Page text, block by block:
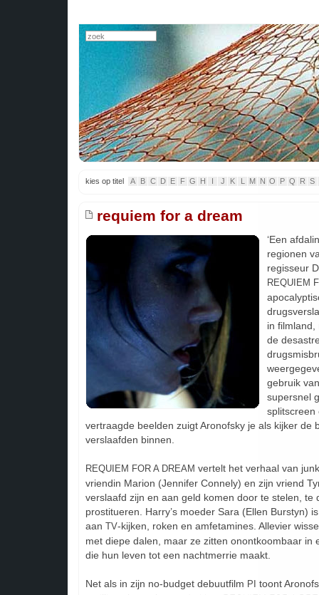
kies op titel A B C D E F G H I J K L M N O P Q R S
requiem for a dream
‘Een
regionen
regisseur
REQUIEM
in
de
gebruik
supersnel
splitscreen
vertraagde beelden zuigt Aronofsky je als kijker de
verslaafden binnen.
REQUIEM FOR A DREAM vertelt het verhaal van
vriendin Marion (Jennifer Connely) en zijn vriend
verslaafd zijn en aan geld komen door te stelen, te
prostitueren. Harry’s moeder Sara (Ellen Burstyn)
aan TV-kijken, roken en amfetamines. Allevier
met diepe dalen, maar ze zitten onontkoombaar in
die hun leven tot een nachtmerrie maakt.
Net als in zijn no-budget debuutfilm PI toont